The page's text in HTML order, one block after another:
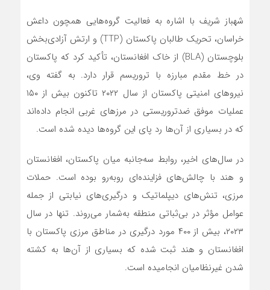
شهباز شریف با اشاره به فعالیت گروه‌هایی همچون داعش
خراسان، تحریک طالبان پاکستان (TTP) و ارتش آزادی‌بخش
بلوچستان (BLA) از خاک افغانستان، تأکید کرد که پاکستان
در خط مقدم مبارزه با تروریسم قرار دارد. به گفته وی،
نیروهای امنیتی پاکستان از سال ۲۰۲۲ تاکنون بیش از ۱۵۰
عملیات موفق ضدتروریستی در مرزهای غربی انجام داده‌اند
که در بسیاری از آن‌ها رد پای این گروه‌ها دیده شده است.
در سال‌های اخیر، روابط سه‌جانبه میان پاکستان، افغانستان
و هند با چالش‌های فزاینده‌ای روبه‌رو بوده است. حملات
مرزی، تنش‌های دیپلماتیک و درگیری‌های نیابتی از جمله
عوامل مؤثر در بی‌ثباتی منطقه به‌شمار می‌روند. تنها در سال
۲۰۲۳، بیش از ۴۰۰ مورد درگیری در مناطق مرزی پاکستان با
افغانستان و هند ثبت شده که بسیاری از آن‌ها به کشته
شدن غیرنظامیان انجامیده است.